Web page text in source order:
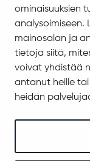
ominaisuuksien
analysoimiseen.
mainosalan ja
tietoja siitä,
voivat yhdistää
antanut heille
heidän